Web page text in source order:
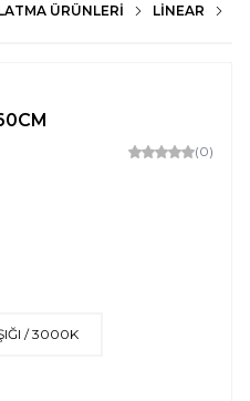
ÜRÜNLERI LİNEAR
(0)
/ 3000K